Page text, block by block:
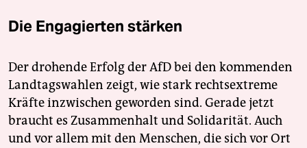
Die Engagierten stärken
Der drohende Erfolg der AfD bei den kommenden
Landtagswahlen zeigt, wie stark rechtsextreme
Kräfte inzwischen geworden sind. Gerade jetzt
braucht es Zusammenhalt und Solidarität. Auch
und vor allem mit den Menschen, die sich vor Ort